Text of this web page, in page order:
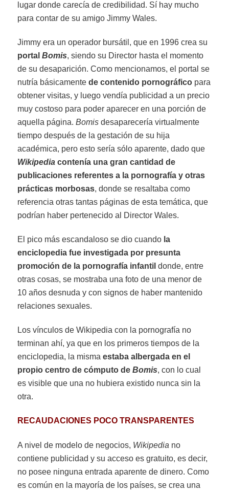
lugar donde carecía de credibilidad. Sí hay mucho
para contar de su amigo Jimmy Wales.
Jimmy era un operador bursátil, que en 1996 crea su
portalBomis, siendo su Director hasta el momento
de su desaparición. Como mencionamos, el portal se
nutría básicamentede contenido pornográfico para
obtener visitas, y luego vendía publicidad a un precio
muy costoso para poder aparecer en una porción de
aquella página.Bomisdesaparecería virtualmente
tiempo después de la gestación de su hija
académica, pero esto sería sólo aparente, dado que
Wikipediacontenía una gran cantidad de
publicaciones referentes a la pornografía y otras
prácticas morbosas, donde se resaltaba como
referencia otras tantas páginas de esta temática, que
podrían haber pertenecido al Director Wales.
El pico más escandaloso se dio cuando la
enciclopedia fue investigada por presunta
promoción de la pornografía infantildonde, entre
otras cosas, se mostraba una foto de una menor de
10 años desnuda y con signos de haber mantenido
relaciones sexuales.
Los vínculos de Wikipedia con la pornografía no
terminan ahí, ya que en los primeros tiempos de la
enciclopedia, la mismaestaba albergada en el
propio centro de cómputo deBomis, con lo cual
es visible que una no hubiera existido nunca sin la
otra.
RECAUDACIONES POCO TRANSPARENTES
A nivel de modelo de negocios, Wikipedia no
contiene publicidad y su acceso es gratuito, es decir,
no posee ninguna entrada aparente de dinero. Como
es común en la mayoría de los países, se crea una